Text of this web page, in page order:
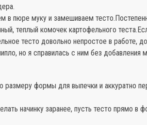
в пюре муку и замешиваем
теплый комочек картофельного
тесто довольно непростое в работе,
но я справилась с ним без добавления
размеру формы для выпечки и аккуратно
начинку заранее, пусть тесто прямо в